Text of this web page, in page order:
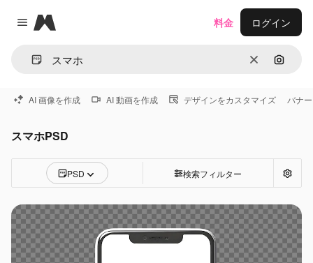
Close menu
Magnific
消去 画像で
料金 ログイン
AI 画像を作成 AI 動画を作成 デザインをカスタマイズ バナー
スマホPSD
PSD 検索フィルター